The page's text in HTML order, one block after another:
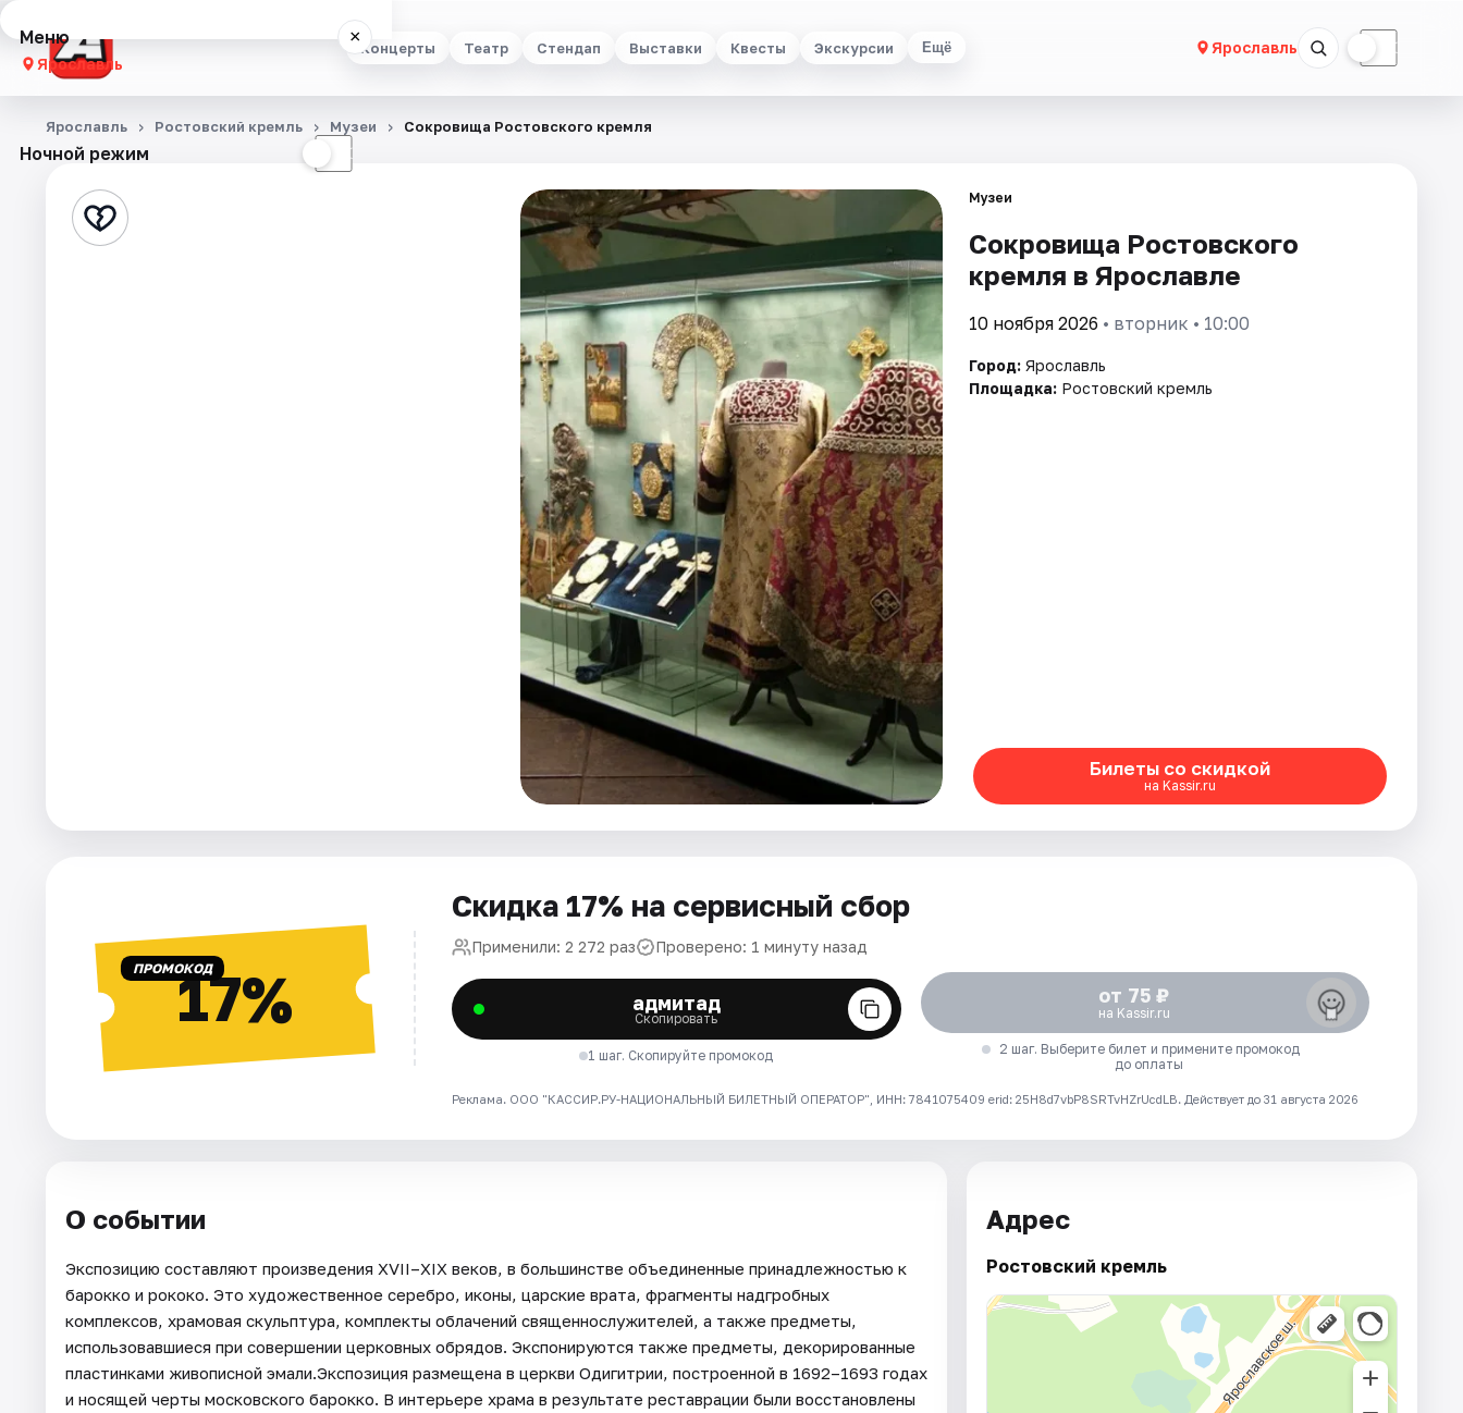
Концерты Театр Стендап Выставки Квесты Экскурсии Ещё Ярославль ☾
Меню ×
Ярославль
Концерты
Стендап
Ночной режим ☾
Ярославль Ростовский кремль Музеи Сокровища Ростовского кремля
Музеи
Сокровища Ростовского
кремля в Ярославле
10 ноября 2026 • вторник • 10:00
Город: Ярославль
Площадка: Ростовский кремль
Билеты со скидкой
на Kassir.ru
ПРОМОКОД17%
Скидка 17% на сервисный сбор
Применили: 2 272 раз Проверено: 1 минуту назад
адмитад
Скопировать
1 шаг. Скопируйте промокод
от 75 ₽
на Kassir.ru
2 шаг. Выберите билет и примените промокод
до оплаты
Реклама. ООО "КАССИР.РУ-НАЦИОНАЛЬНЫЙ БИЛЕТНЫЙ ОПЕРАТОР", ИНН: 7841075409 erid: 25H8d7vbP8SRTvHZrUcdLB. Действует до 31 августа 2026
О событии
Экспозицию составляют произведения XVII–XIX веков, в большинстве объединенные принадлежностью к
барокко и рококо. Это художественное серебро, иконы, царские врата, фрагменты надгробных
комплексов, храмовая скульптура, комплекты облачений священнослужителей, а также предметы,
использовавшиеся при совершении церковных обрядов. Экспонируются также предметы, декорированные
пластинками живописной эмали.Экспозиция размещена в церкви Одигитрии, построенной в 1692–1693 годах
и носящей черты московского барокко. В интерьере храма в результате реставрации были восстановлены
Адрес
Ростовский кремль